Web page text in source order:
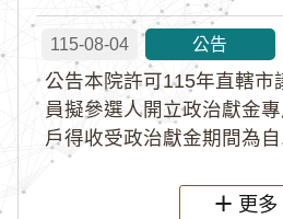
115-08-04 公告
公告本院許可115年直轄市
員擬參選人開立政治獻金
戶得收受政治獻金期間為
更多